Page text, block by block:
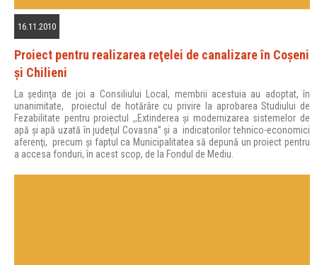
16.11.2010
Proiect pentru realizarea reţelei de canalizare în Coşeni
şi Chilieni
La şedinţa de joi a Consiliului Local, membrii acestuia au adoptat, în
unanimitate, proiectul de hotărâre cu privire la aprobarea Studiului de
Fezabilitate pentru proiectul ,,Extinderea şi modernizarea sistemelor de
apă şi apă uzată în judeţul Covasna” şi a indicatorilor tehnico-economici
aferenţi, precum şi faptul ca Municipalitatea să depună un proiect pentru
a accesa fonduri, în acest scop, de la Fondul de Mediu.